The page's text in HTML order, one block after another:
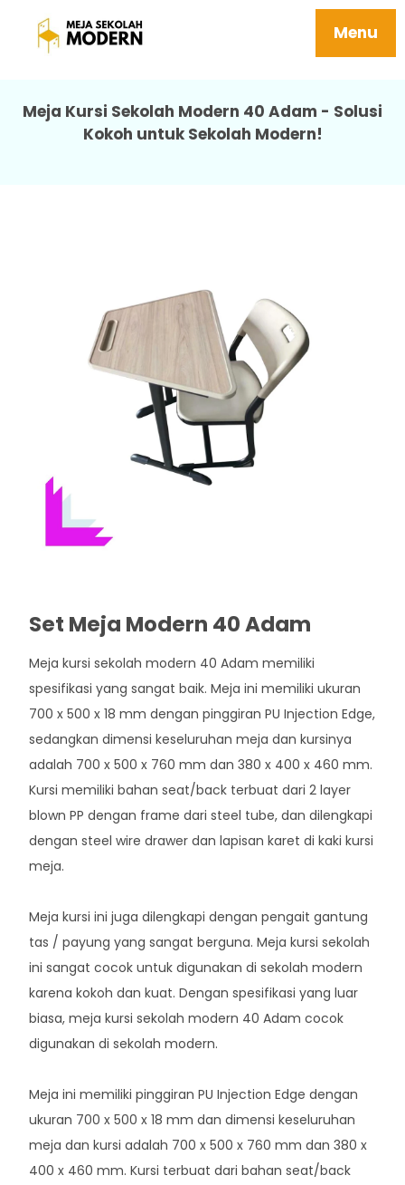
Menu
Meja Sekolah Besi Berkualitas Kuat 40
Meja Kursi Sekolah Modern 40 Adam - Solusi
Kokoh untuk Sekolah Modern!
Set Meja Modern 40 Adam
Meja kursi sekolah modern 40 Adam memiliki
spesifikasi yang sangat baik. Meja ini memiliki ukuran
700 x 500 x 18 mm dengan pinggiran PU Injection Edge,
sedangkan dimensi keseluruhan meja dan kursinya
adalah 700 x 500 x 760 mm dan 380 x 400 x 460 mm.
Kursi memiliki bahan seat/back terbuat dari 2 layer
blown PP dengan frame dari steel tube, dan dilengkapi
dengan steel wire drawer dan lapisan karet di kaki kursi
meja.
Meja kursi ini juga dilengkapi dengan pengait gantung
tas / payung yang sangat berguna. Meja kursi sekolah
ini sangat cocok untuk digunakan di sekolah modern
karena kokoh dan kuat. Dengan spesifikasi yang luar
biasa, meja kursi sekolah modern 40 Adam cocok
digunakan di sekolah modern.
Meja ini memiliki pinggiran PU Injection Edge dengan
ukuran 700 x 500 x 18 mm dan dimensi keseluruhan
meja dan kursi adalah 700 x 500 x 760 mm dan 380 x
400 x 460 mm. Kursi terbuat dari bahan seat/back